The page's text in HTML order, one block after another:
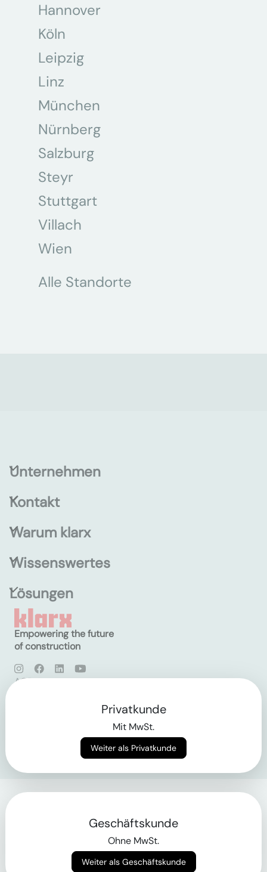
Hannover
Köln
Leipzig
Linz
München
Nürnberg
Salzburg
Steyr
Stuttgart
Villach
Wien
Alle Standorte
Unternehmen
Kontakt
Warum klarx
Wissenswertes
Lösungen
Empowering the future
of construction
AGB
Privatkunde
Mit MwSt.
Weiter als Privatkunde
Geschäftskunde
Ohne MwSt.
Weiter als Geschäftskunde